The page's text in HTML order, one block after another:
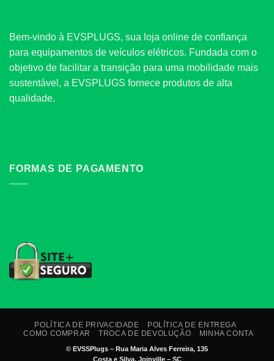
Bem-vindo à EVSPLUGS, sua loja online de confiança
para equipamentos de veículos elétricos. Fundada com o
objetivo de facilitar a transição para uma mobilidade mais
sustentável, a EVSPLUGS fornece produtos de alta
qualidade.
FORMAS DE PAGAMENTO
POLÍTICA DE PRIVACIDADE
POLÍTICA DE ENTREGA
COMO COMPRAR
TROCA DE DEVOLUÇÃO MINHA CONTA
© EVSSPlugs – Rua Maria Alves Ferreira, 135
Costa e Silva, Joinville – SC